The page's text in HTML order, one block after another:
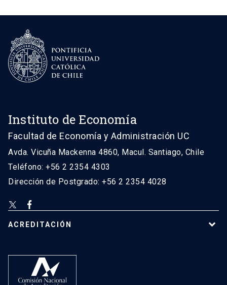
Instituto de Economía
Facultad de Economía y Administración UC
Avda. Vicuña Mackenna 4860, Macul. Santiago, Chile
Teléfono: +56 2 2354 4303
Dirección de Postgrado: +56 2 2354 4028
ACREDITACIÓN